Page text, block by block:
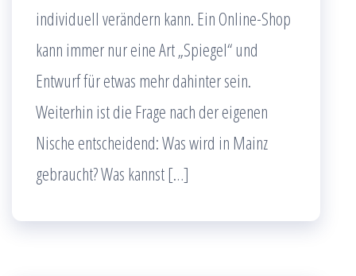
individuell verändern kann. Ein Online-Shop
kann immer nur eine Art „Spiegel“ und
Entwurf für etwas mehr dahinter sein.
Weiterhin ist die Frage nach der eigenen
Nische entscheidend: Was wird in Mainz
gebraucht? Was kannst […]